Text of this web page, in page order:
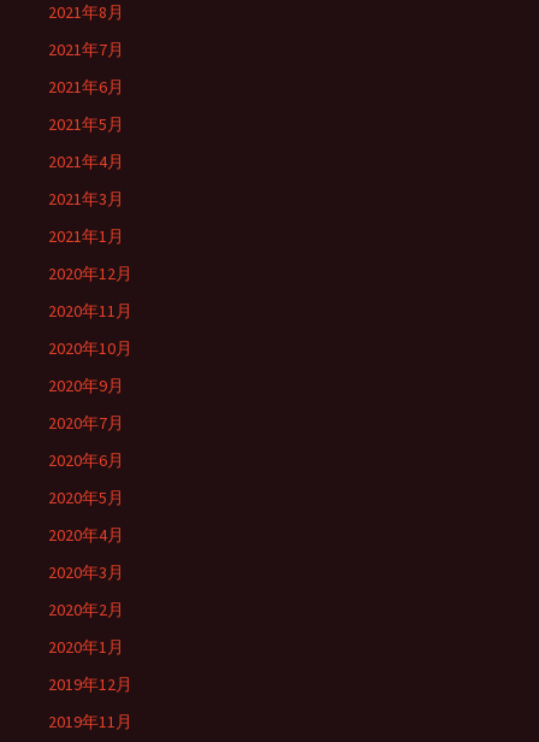
2021年8月
2021年7月
2021年6月
2021年5月
2021年4月
2021年3月
2021年1月
2020年12月
2020年11月
2020年10月
2020年9月
2020年7月
2020年6月
2020年5月
2020年4月
2020年3月
2020年2月
2020年1月
2019年12月
2019年11月